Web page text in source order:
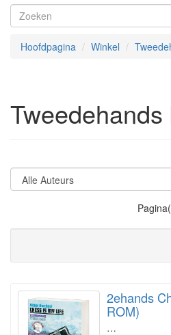
Hoofdpagina Winkel
Tweedehands
2ehands
ROM)
…